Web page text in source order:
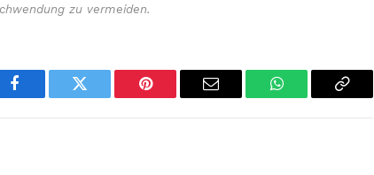
zu vermeiden.
Facebook Twitter Pinterest Email WhatsAppCopy